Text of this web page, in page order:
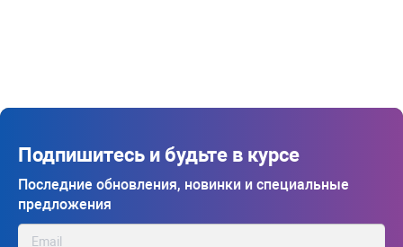
Подпишитесь и будьте в курсе
Последние обновления, новинки и специальные
предложения